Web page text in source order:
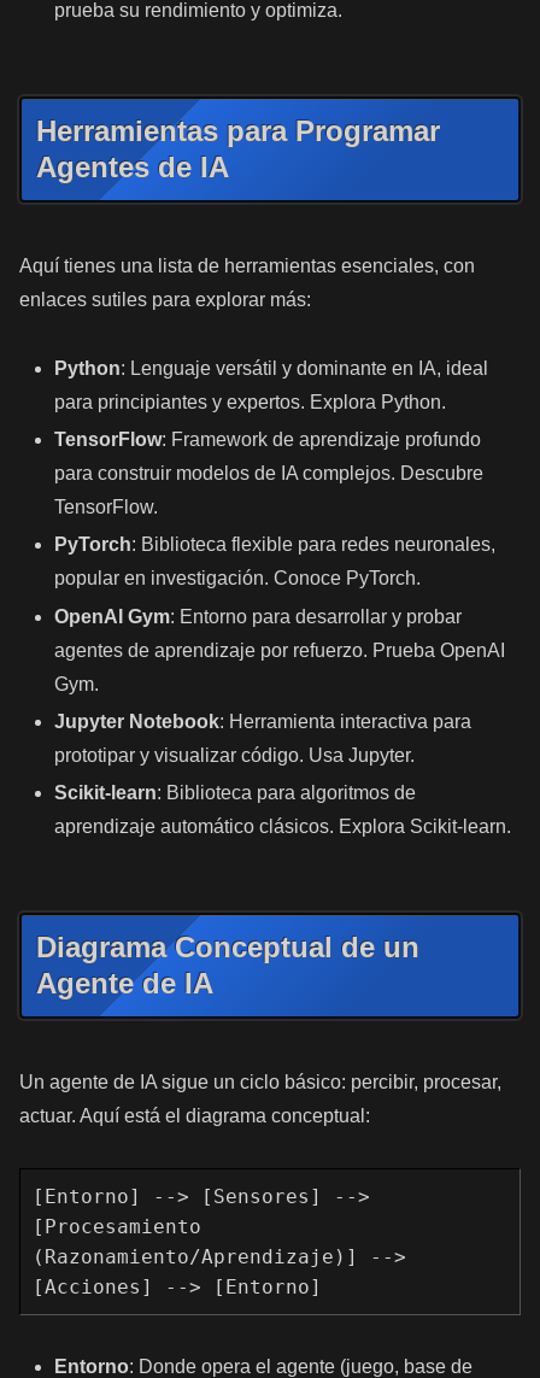
prueba su rendimiento y optimiza.
Herramientas para Programar
Agentes de IA
Aquí tienes una lista de herramientas esenciales, con
enlaces sutiles para explorar más:
Python: Lenguaje versátil y dominante en IA, ideal
para principiantes y expertos. Explora Python.
TensorFlow: Framework de aprendizaje profundo
para construir modelos de IA complejos. Descubre
TensorFlow.
PyTorch: Biblioteca flexible para redes neuronales,
popular en investigación. Conoce PyTorch.
OpenAI Gym: Entorno para desarrollar y probar
agentes de aprendizaje por refuerzo. Prueba OpenAI
Gym.
Jupyter Notebook: Herramienta interactiva para
prototipar y visualizar código. Usa Jupyter.
Scikit-learn: Biblioteca para algoritmos de
aprendizaje automático clásicos. Explora Scikit-learn.
Diagrama Conceptual de un
Agente de IA
Un agente de IA sigue un ciclo básico: percibir, procesar,
actuar. Aquí está el diagrama conceptual:
[Entorno] --> [Sensores] -->
[Procesamiento
(Razonamiento/Aprendizaje)] -->
[Acciones] --> [Entorno]
Entorno: Donde opera el agente (juego, base de